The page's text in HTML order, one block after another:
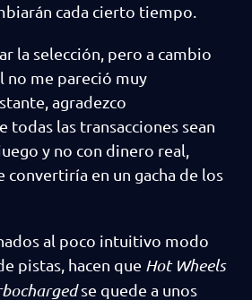
cada cierto tiempo.
la selección, pero a cambio
no me pareció muy
agradezco
las transacciones sean
y no con dinero real,
convertiría en un gacha de los
al poco intuitivo modo
pistas, hacen que Hot Wheels
se quede a unos